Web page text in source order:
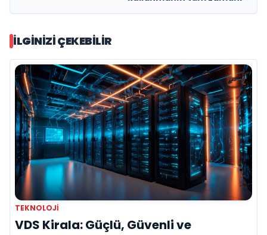
İLGINIZI ÇEKEBILIR
TEKNOLOJI
VDS Kirala: Güçlü, Güvenli ve